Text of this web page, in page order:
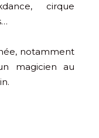
cirque
notamment
magicien au